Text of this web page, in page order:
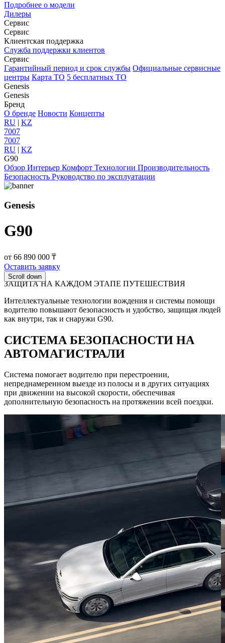
Подробнее о модели
Дилеры
Сервис
Сервис
Клиентская поддержка
Служба поддержки клиентов
Сервис
Гарантийный период и срок службы Официальные сервисные
центры Карта ТО 5 бесплатных ТО
Genesis
Genesis
Бренд
О бренде Новости Концепты
RU | KZ
7007
7007
RU | KZ
G90
Обзор Интерьер Комфорт Технологии Производительность
Безопасность Руководство по эксплуатации
Genesis
G90
от 66 890 000 ₸
Оставить заявку
Scroll down
ЗАЩИТА НА КАЖДОМ ЭТАПЕ ПУТЕШЕСТВИЯ
Интеллектуальные технологии вождения и системы помощи
водителю повышают безопасность и удобство, защищая людей
как внутри, так и снаружи G90.
СИСТЕМА БЕЗОПАСНОСТИ НА
АВТОМАГИСТРАЛИ
Система помогает водителю при перестроении,
непреднамеренном выезде из полосы и в других ситуациях
при движении на высокой скорости, обеспечивая
дополнительную безопасность на протяжении всей поездки.